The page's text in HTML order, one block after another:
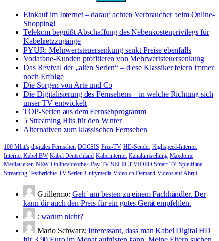
nach:
Einkauf im Internet – darauf achten Verbraucher beim Online-
Shopping!
Telekom begrüßt Abschaffung des Nebenkostenprivilegs für
Kabelnetzzugänge
PYUR: Mehrwertsteuersenkung senkt Preise ebenfalls
Vodafone-Kunden profitieren von Mehrwertsteuersenkung
Das Revival der „alten Serien“ – diese Klassiker feiern immer
noch Erfolge
Die Sorgen von Arte und Co
Die Digitalisierung des Fernsehens – in welche Richtung sich
unser TV entwickelt
TOP-Serien aus dem Fernsehprogramm
5 Streaming Hits für den Winter
Alternativen zum klassischen Fernsehen
100 Mbit/s digitales Fernsehen DOCSIS Free-TV HD-Sender Highspeed-Internet
Internet Kabel BW Kabel Deutschland Kabelinternet Kanalumstellung Maxdome
Mediatheken NRW Onlinevideothek Pay TV SELECT VIDEO Smart TV Spielfilme
Streaming Testberichte TV-Serien Unitymedia Video on Demand Videos auf Abruf
Guillermo: Geh´ am besten zu einem Fachhändler. Der
kann dir auch den Preis für ein gutes Gerät empfehlen.
: warum nicht?
Mario Schwarz: Interessant, dass man Kabel Digital HD